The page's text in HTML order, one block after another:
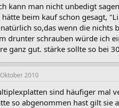
kann man nicht unbedigt
hätte beim kauf schon gesagt,
so,das wenn die nichts
drunter schrauben würde ich
ganz gut. stärke sollte so bei
2010
sind häufiger mal
so abgenommen hast gilt sie